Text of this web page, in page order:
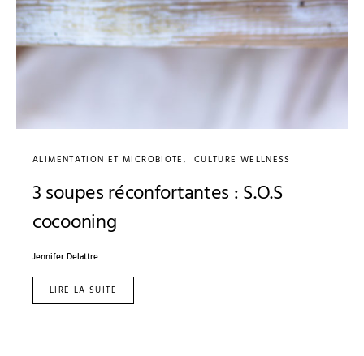
ALIMENTATION ET MICROBIOTE CULTURE WELLNESS
3 soupes réconfortantes : S.O.S
cocooning
Jennifer Delattre
LIRE LA SUITE